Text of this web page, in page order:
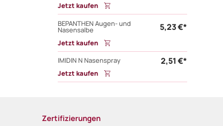
Jetzt kaufen
BEPANTHEN Augen- und
Nasensalbe 5,23 €*
Jetzt kaufen
IMIDIN N Nasenspray
2,51 €*
Jetzt kaufen
Zertifizierungen